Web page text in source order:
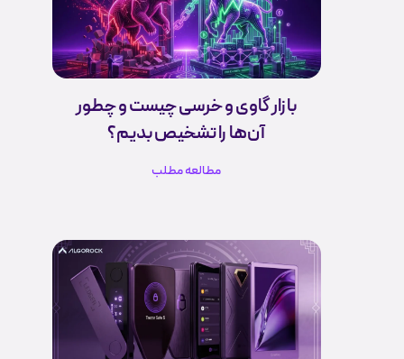
بازار گاوی و خرسی چیست و چطور
آن‌ها را تشخیص بدیم؟
مطالعه مطلب